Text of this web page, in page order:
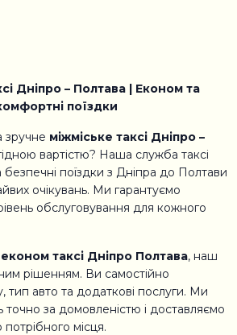
Дніпро – Полтава | Економ та
поїздки
зручне міжміське таксі Дніпро –
вартістю? Наша служба таксі
поїздки з Дніпра до Полтави
очікувань. Ми гарантуємо
обслуговування для кожного
економ таксі Дніпро Полтава, наш
рішенням. Ви самостійно
тип авто та додаткові послуги. Ми
точно за домовленістю і доставляємо
місця.